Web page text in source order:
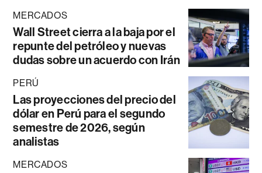
MERCADOS
Wall Street cierra a la baja por el
repunte del petróleo y nuevas
dudas sobre un acuerdo con Irán
PERÚ
Las proyecciones del precio del
dólar en Perú para el segundo
semestre de 2026, según
analistas
MERCADOS